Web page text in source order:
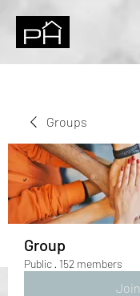
Groups
Group
Public · 152 members
Join